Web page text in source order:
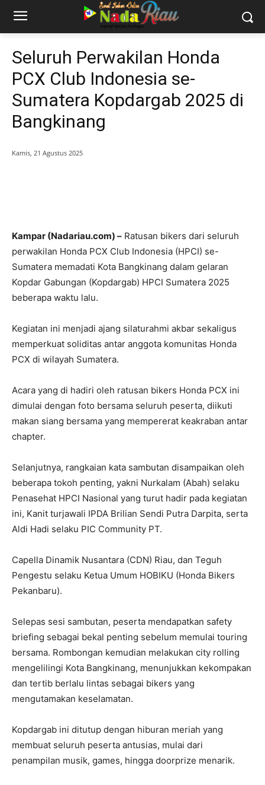
Seluruh Perwakilan Honda
PCX Club Indonesia se-
Sumatera Kopdargab 2025 di
Bangkinang
Kamis, 21 Agustus 2025
Kampar (Nadariau.com) – Ratusan bikers dari seluruh
perwakilan Honda PCX Club Indonesia (HPCI) se-
Sumatera memadati Kota Bangkinang dalam gelaran
Kopdar Gabungan (Kopdargab) HPCI Sumatera 2025
beberapa waktu lalu.
Kegiatan ini menjadi ajang silaturahmi akbar sekaligus
memperkuat soliditas antar anggota komunitas Honda
PCX di wilayah Sumatera.
Acara yang di hadiri oleh ratusan bikers Honda PCX ini
dimulai dengan foto bersama seluruh peserta, diikuti
makan siang bersama yang mempererat keakraban antar
chapter.
Selanjutnya, rangkaian kata sambutan disampaikan oleh
beberapa tokoh penting, yakni Nurkalam (Abah) selaku
Penasehat HPCI Nasional yang turut hadir pada kegiatan
ini, Kanit turjawali IPDA Brilian Sendi Putra Darpita, serta
Aldi Hadi selaku PIC Community PT.
Capella Dinamik Nusantara (CDN) Riau, dan Teguh
Pengestu selaku Ketua Umum HOBIKU (Honda Bikers
Pekanbaru).
Selepas sesi sambutan, peserta mendapatkan safety
briefing sebagai bekal penting sebelum memulai touring
bersama. Rombongan kemudian melakukan city rolling
mengelilingi Kota Bangkinang, menunjukkan kekompakan
dan tertib berlalu lintas sebagai bikers yang
mengutamakan keselamatan.
Kopdargab ini ditutup dengan hiburan meriah yang
membuat seluruh peserta antusias, mulai dari
penampilan musik, games, hingga doorprize menarik.